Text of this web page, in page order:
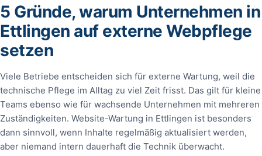
5 Gründe, warum Unternehmen in
Ettlingen auf externe Webpflege
setzen
Viele Betriebe entscheiden sich für externe Wartung, weil die
technische Pflege im Alltag zu viel Zeit frisst. Das gilt für kleine
Teams ebenso wie für wachsende Unternehmen mit mehreren
Zuständigkeiten. Website-Wartung in Ettlingen ist besonders
dann sinnvoll, wenn Inhalte regelmäßig aktualisiert werden,
aber niemand intern dauerhaft die Technik überwacht.